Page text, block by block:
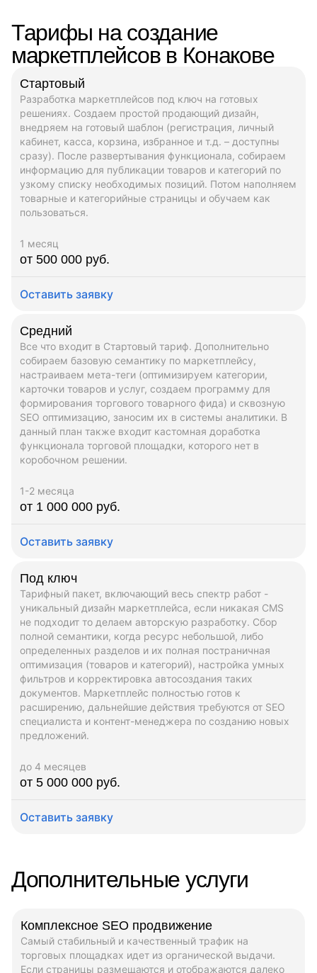
Тарифы на создание
маркетплейсов в Конакове
Стартовый
Разработка маркетплейсов под ключ на готовых
решениях. Создаем простой продающий дизайн,
внедряем на готовый шаблон (регистрация, личный
кабинет, касса, корзина, избранное и т.д. – доступны
сразу). После развертывания функционала, собираем
информацию для публикации товаров и категорий по
узкому списку необходимых позиций. Потом наполняем
товарные и категорийные страницы и обучаем как
пользоваться.
1 месяц
от 500 000 руб.
Оставить заявку
Средний
Все что входит в Стартовый тариф. Дополнительно
собираем базовую семантику по маркетплейсу,
настраиваем мета-теги (оптимизируем категории,
карточки товаров и услуг, создаем программу для
формирования торгового товарного фида) и сквозную
SEO оптимизацию, заносим их в системы аналитики. В
данный план также входит кастомная доработка
функционала торговой площадки, которого нет в
коробочном решении.
1-2 месяца
от 1 000 000 руб.
Оставить заявку
Под ключ
Тарифный пакет, включающий весь спектр работ -
уникальный дизайн маркетплейса, если никакая CMS
не подходит то делаем авторскую разработку. Сбор
полной семантики, когда ресурс небольшой, либо
определенных разделов и их полная постраничная
оптимизация (товаров и категорий), настройка умных
фильтров и корректировка автосоздания таких
документов. Маркетплейс полностью готов к
расширению, дальнейшие действия требуются от SEO
специалиста и контент-менеджера по созданию новых
предложений.
до 4 месяцев
от 5 000 000 руб.
Оставить заявку
Дополнительные услуги
Комплексное SEO продвижение
Самый стабильный и качественный трафик на
торговых площадках идет из органической выдачи.
Если страницы размещаются и отображаются далеко